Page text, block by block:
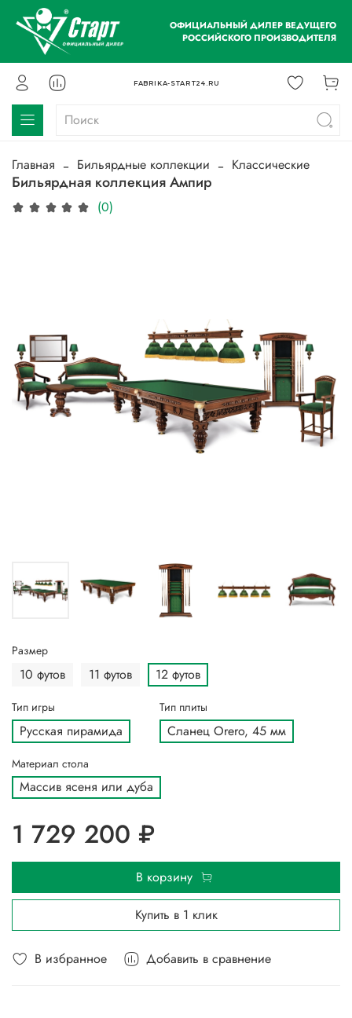
ОФИЦИАЛЬНЫЙ ДИЛЕР ВЕДУЩЕГО
РОССИЙСКОГО ПРОИЗВОДИТЕЛЯ
FABRIKA-START24.RU
Главная Бильярдные коллекции Классические
Бильярдная коллекция Ампир
(0)
В избранное Добавить в сравнение
Размер
10 футов 11 футов 12 футов
Тип игры
Русская пирамида
Тип плиты
Сланец Orero, 45 мм
Материал стола
Массив ясеня или дуба
1 729 200 ₽
В корзину
Купить в 1 клик